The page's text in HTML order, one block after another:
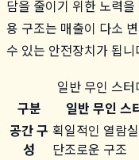
담을 줄이기 위한 노력
용 구조는 매출이 다소
수 있는 안전장치가 됩니
일반 무인 스
구분
일반 무인 스
공간 구
성
획일적인 열람
단조로운 구조